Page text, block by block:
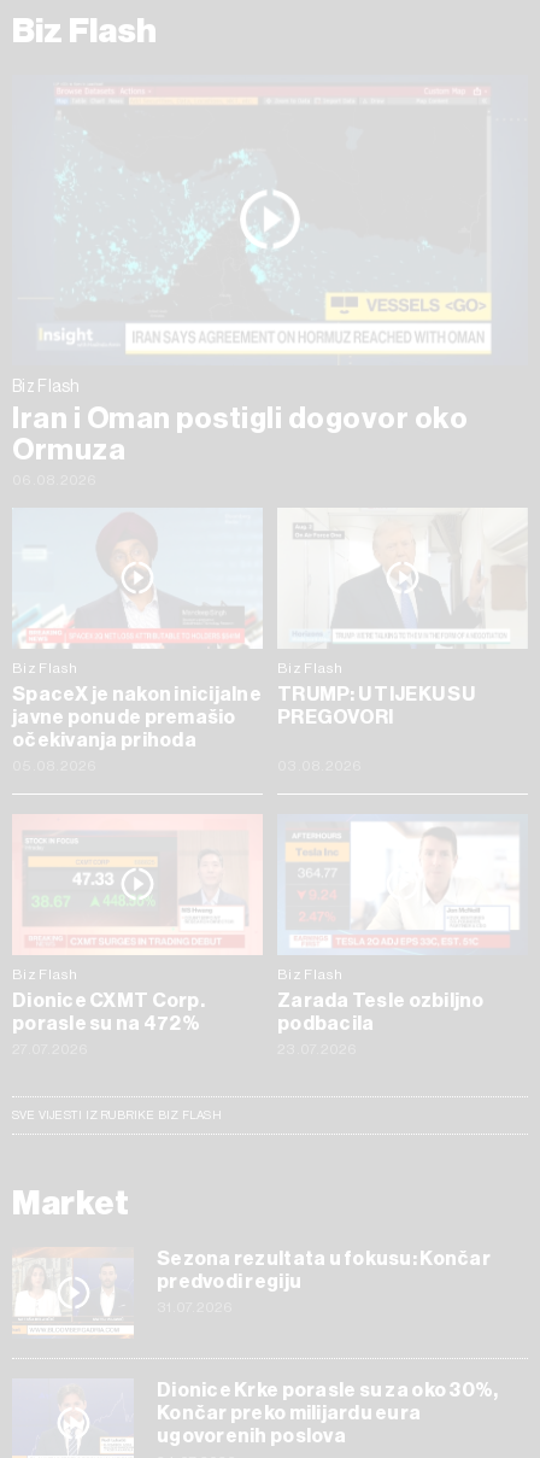
Biz Flash
Biz Flash
Iran i Oman postigli dogovor oko
Ormuza
Biz Flash
SpaceX je nakon inicijalne
javne ponude premašio
očekivanja prihoda
Biz Flash
TRUMP: U TIJEKU SU
PREGOVORI
Biz Flash
Dionice CXMT Corp.
porasle su na 472%
Biz Flash
Zarada Tesle ozbiljno
podbacila
SVE VIJESTI IZ RUBRIKE BIZ FLASH
Market
Sezona rezultata u fokusu: Končar
predvodi regiju
Dionice Krke porasle su za oko 30%,
Končar preko milijardu eura
ugovorenih poslova